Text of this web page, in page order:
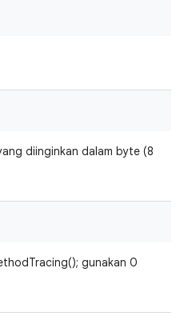
diinginkan dalam byte (8
gunakan 0